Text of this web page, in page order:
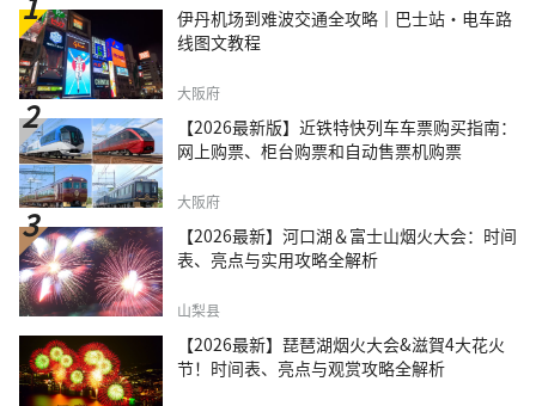
伊丹机场到难波交通全攻略｜巴士站・电车路
线图文教程
大阪府
【2026最新版】近铁特快列车车票购买指南：
网上购票、柜台购票和自动售票机购票
大阪府
【2026最新】河口湖＆富士山烟火大会：时间
表、亮点与实用攻略全解析
山梨县
【2026最新】琵琶湖烟火大会&滋賀4大花火
节！时间表、亮点与观赏攻略全解析